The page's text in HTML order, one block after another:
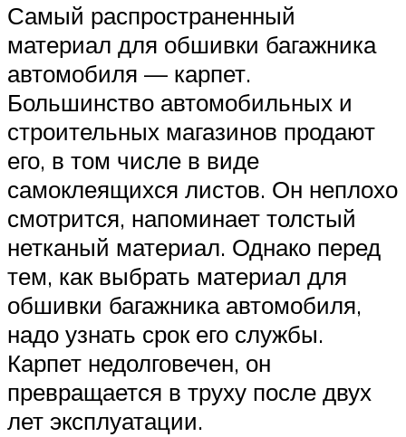
Самый распространенный
материал для обшивки багажника
автомобиля — карпет.
Большинство автомобильных и
строительных магазинов продают
его, в том числе в виде
самоклеящихся листов. Он неплохо
смотрится, напоминает толстый
нетканый материал. Однако перед
тем, как выбрать материал для
обшивки багажника автомобиля,
надо узнать срок его службы.
Карпет недолговечен, он
превращается в труху после двух
лет эксплуатации.